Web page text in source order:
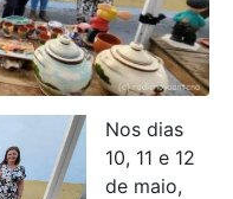
Nos dias
10, 11 e 12
de maio,